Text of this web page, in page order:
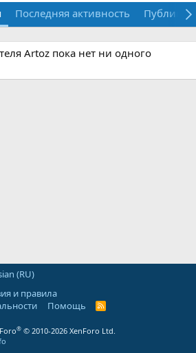
Последняя активность
Artoz пока нет ни одного
(RU)
и правила
Помощь
R
® © 2010-2026 XenForo Ltd.